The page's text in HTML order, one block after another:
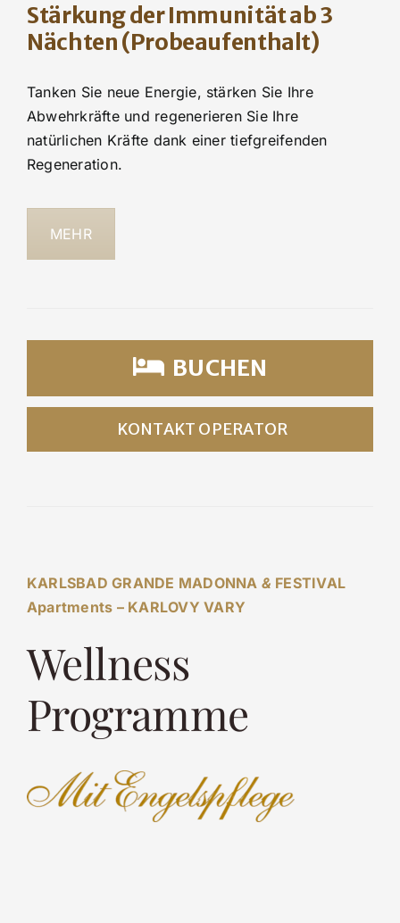
Stärkung der Immunität ab 3
Nächten (Probeaufenthalt)
Tanken Sie neue Energie, stärken Sie Ihre
Abwehrkräfte und regenerieren Sie Ihre
natürlichen Kräfte dank einer tiefgreifenden
Regeneration.
MEHR
BUCHEN
KONTAKT OPERATOR
KARLSBAD GRANDE MADONNA & FESTIVAL
Apartments – KARLOVY VARY
Wellness
Programme